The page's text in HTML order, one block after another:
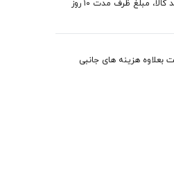
در صورت برگشت کالا، پس از رسید کالا، مبلغ ظرف مدت ۱۰ روز
هزینه های جانبی